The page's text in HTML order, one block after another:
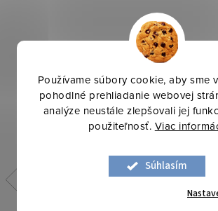
Používame súbory cookie, aby sme
pohodlné prehliadanie webovej
analýze neustále zlepšovali jej
použiteľnosť. Viac
Súhlasím